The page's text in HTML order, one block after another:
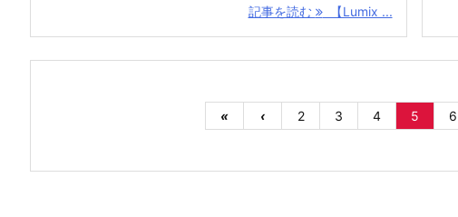
記事を読む 【Lumix ...
« ‹ 2 3 4 5 6